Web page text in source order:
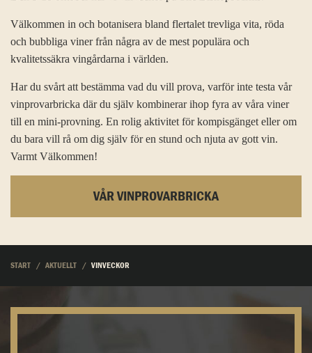
Välkommen in och botanisera bland flertalet trevliga vita, röda
och bubbliga viner från några av de mest populära och
kvalitetssäkra vingårdarna i världen.
Har du svårt att bestämma vad du vill prova, varför inte testa vår
vinprovarbricka där du själv kombinerar ihop fyra av våra viner
till en mini-provning. En rolig aktivitet för kompisgänget eller om
du bara vill rå om dig själv för en stund och njuta av gott vin.
Varmt Välkommen!
VÅR VINPROVARBRICKA
START AKTUELLT VINVECKOR